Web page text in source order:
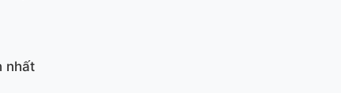
nhất